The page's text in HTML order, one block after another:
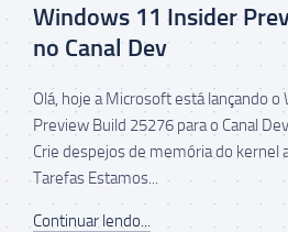
Windows 11 Insider
no Canal Dev
Olá, hoje a Microsoft está lançando
Preview Build 25276 para o Canal
Crie despejos de memória do kernel
Tarefas Estamos...
Continuar lendo...